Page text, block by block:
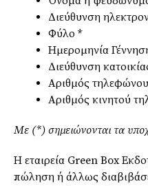
Διεύθυνση
Φύλο *
Ημερομηνία
Διεύθυνση
Αριθμός τηλεφώνου
Αριθμός κινητού
Με (*) σημειώνονται τα
Η εταιρεία Green Box
πώληση ή άλλως